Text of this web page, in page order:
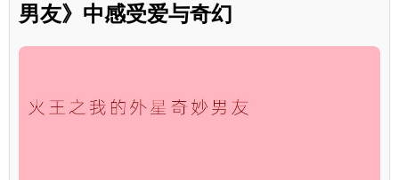
男友》中感受爱与奇幻